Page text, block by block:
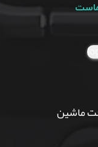
ماست
ماشین